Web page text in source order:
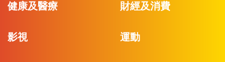
健康及醫療 財經及消費
影視 運動